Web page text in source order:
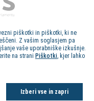
pravice pridržane.Pravno
piškotki in piškotki, ki ne
Z vašim soglasjem pa
vaše uporabniške izkušnje.
na strani Piškotki, kjer lahko
Izberi vse in zapri